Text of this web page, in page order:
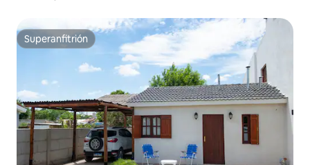
Superanfitrión
Superanfitrión